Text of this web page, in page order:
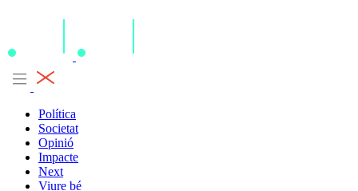
Política
Societat
Opinió
Impacte
Next
Viure bé